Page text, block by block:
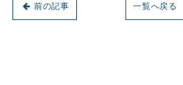
一覧へ戻る
前の記事